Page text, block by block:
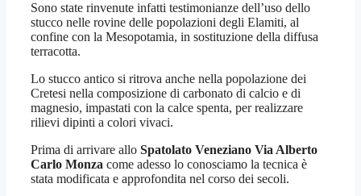
Sono state rinvenute infatti testimonianze dell’uso dello
stucco nelle rovine delle popolazioni degli Elamiti, al
confine con la Mesopotamia, in sostituzione della diffusa
terracotta.
Lo stucco antico si ritrova anche nella popolazione dei
Cretesi nella composizione di carbonato di calcio e di
magnesio, impastati con la calce spenta, per realizzare
rilievi dipinti a colori vivaci.
Prima di arrivare allo Spatolato Veneziano Via Alberto
Carlo Monza come adesso lo conosciamo la tecnica è
stata modificata e approfondita nel corso dei secoli.